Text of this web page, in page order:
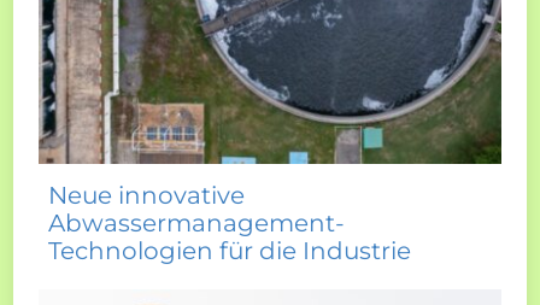
Neue innovative
Abwassermanagement-
Technologien für die Industrie